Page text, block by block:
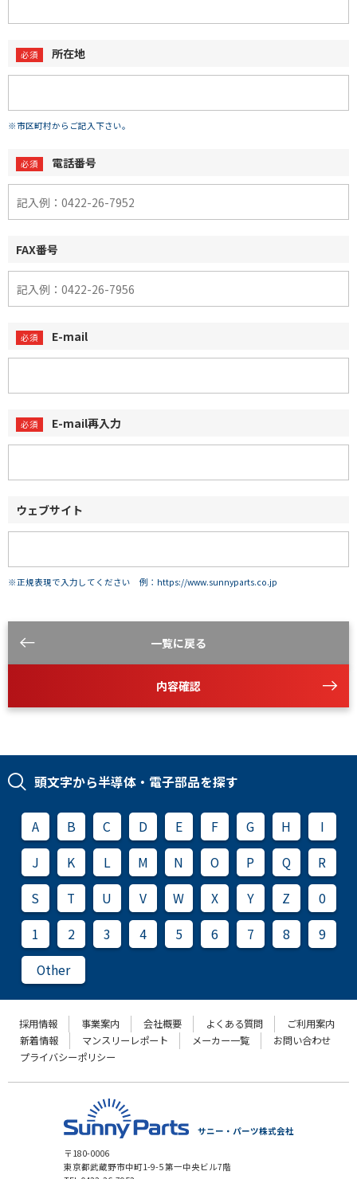
所在地
※市区町村からご記入下さい。
電話番号
FAX番号
E-mail
E-mail再入力
ウェブサイト
※正規表現で入力してください 例：https://www.sunnyparts.co.jp
一覧に戻る
内容確認
頭文字から半導体・電子部品を探す
A B C D E F G H
I
J
K L M N O P Q
R
S
T U V W X Y Z
0
1
2 3 4 5 6 7 8
9
Other
採用情報 事業案内 会社概要 よくある質問
ご利用案内
新着情報
マンスリーレポート メーカー一覧
お問い合わせ
プライバシーポリシー
サニー・パーツ株式会社
〒180-0006
東京都武蔵野市中町1-9-5 第一中央ビル7階